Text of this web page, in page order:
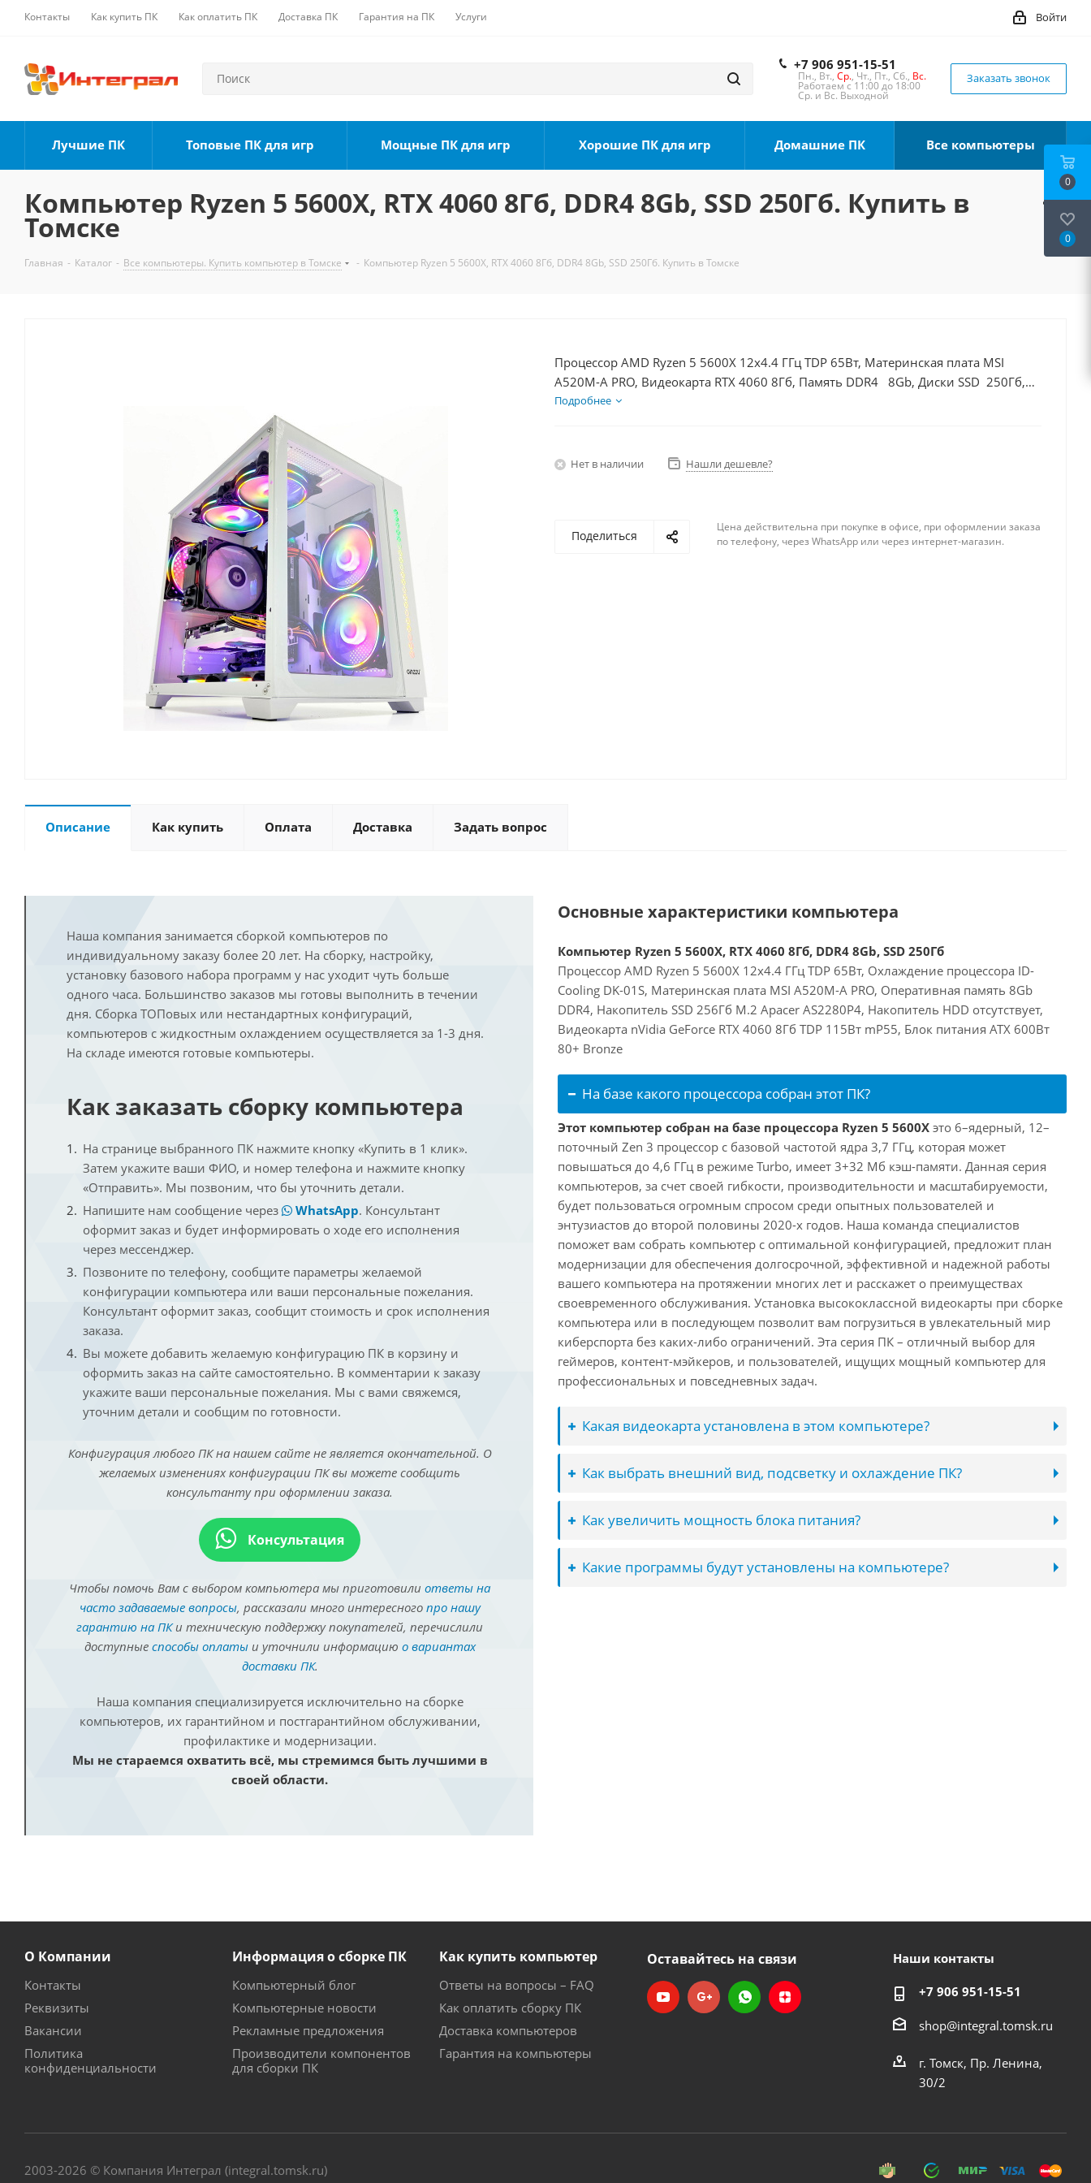
Контакты Как купить ПК Как оплатить ПК Доставка ПК Гарантия на ПК Услуги Войти
+7 906 951-15-51
Пн., Вт., Ср., Чт., Пт., Сб., Вс.
Работаем с 11:00 до 18:00
Ср. и Вс. Выходной
Заказать звонок
Лучшие ПК Топовые ПК для игр Мощные ПК для игр Хорошие ПК для игр Домашние ПК Все компьютеры
Компьютер Ryzen 5 5600X, RTX 4060 8Гб, DDR4 8Gb, SSD 250Гб. Купить в
Томске
Главная - Каталог - Все компьютеры. Купить компьютер в Томске - Компьютер Ryzen 5 5600X, RTX 4060 8Гб, DDR4 8Gb, SSD 250Гб. Купить в Томске
Процессор AMD Ryzen 5 5600X 12x4.4 ГГц TDP 65Вт, Материнская плата MSI
A520M-A PRO, Видеокарта RTX 4060 8Гб, Память DDR4 8Gb, Диски SSD 250Гб,
БП 600Вт
Подробнее
Нет в наличии Нашли дешевле?
Поделиться
Цена действительна при покупке в офисе, при оформлении заказа
по телефону, через WhatsApp или через интернет-магазин.
Описание Как купить Оплата Доставка Задать вопрос
Наша компания занимается сборкой компьютеров по
индивидуальному заказу более 20 лет. На сборку, настройку,
установку базового набора программ у нас уходит чуть больше
одного часа. Большинство заказов мы готовы выполнить в течении
дня. Сборка ТОПовых или нестандартных конфигураций,
компьютеров с жидкостным охлаждением осуществляется за 1-3 дня.
На складе имеются готовые компьютеры.
Как заказать сборку компьютера
На странице выбранного ПК нажмите кнопку «Купить в 1 клик».
Затем укажите ваши ФИО, и номер телефона и нажмите кнопку
«Отправить». Мы позвоним, что бы уточнить детали.
Напишите нам сообщение через
WhatsApp. Консультант
оформит заказ и будет информировать о ходе его исполнения
через мессенджер.
Позвоните по телефону, сообщите параметры желаемой
конфигурации компьютера или ваши персональные пожелания.
Консультант оформит заказ, сообщит стоимость и срок исполнения
заказа.
Вы можете добавить желаемую конфигурацию ПК в корзину и
оформить заказ на сайте самостоятельно. В комментарии к заказу
укажите ваши персональные пожелания. Мы с вами свяжемся,
уточним детали и сообщим по готовности.
Конфигурация любого ПК на нашем сайте не является окончательной. О
желаемых изменениях конфигурации ПК вы можете сообщить
консультанту при оформлении заказа.
Консультация
Чтобы помочь Вам с выбором компьютера мы приготовили ответы на
часто задаваемые вопросы, рассказали много интересного про нашу
гарантию на ПКи техническую поддержку покупателей, перечислили
доступные способы оплатыи уточнили информацию о вариантах
доставки ПК.
Наша компания специализируется исключительно на сборке
компьютеров, их гарантийном и постгарантийном обслуживании,
профилактике и модернизации.
Мы не стараемся охватить всё, мы стремимся быть лучшими в
своей области.
Основные характеристики компьютера
Компьютер Ryzen 5 5600X, RTX 4060 8Гб, DDR4 8Gb, SSD 250Гб
Процессор AMD Ryzen 5 5600X 12x4.4 ГГц TDP 65Вт, Охлаждение процессора ID-
Cooling DK-01S, Материнская плата MSI A520M-A PRO, Оперативная память 8Gb
DDR4, Накопитель SSD 256Гб M.2 Apacer AS2280P4, Накопитель HDD отсутствует,
Видеокарта nVidia GeForce RTX 4060 8Гб TDP 115Вт mP55, Блок питания ATX 600Вт
80+ Bronze
На базе какого процессора собран этот ПК?
Этот компьютер собран на базе процессора Ryzen 5 5600X это 6–ядерный, 12–
поточный Zen 3 процессор с базовой частотой ядра 3,7 ГГц, которая может
повышаться до 4,6 ГГц в режиме Turbo, имеет 3+32 Мб кэш-памяти. Данная серия
компьютеров, за счет своей гибкости, производительности и масштабируемости,
будет пользоваться огромным спросом среди опытных пользователей и
энтузиастов до второй половины 2020-х годов. Наша команда специалистов
поможет вам собрать компьютер с оптимальной конфигурацией, предложит план
модернизации для обеспечения долгосрочной, эффективной и надежной работы
вашего компьютера на протяжении многих лет и расскажет о преимуществах
своевременного обслуживания. Установка высококлассной видеокарты при сборке
компьютера или в последующем позволит вам погрузиться в увлекательный мир
киберспорта без каких-либо ограничений. Эта серия ПК – отличный выбор для
геймеров, контент-мэйкеров, и пользователей, ищущих мощный компьютер для
профессиональных и повседневных задач.
Какая видеокарта установлена в этом компьютере?
Как выбрать внешний вид, подсветку и охлаждение ПК?
Как увеличить мощность блока питания?
Какие программы будут установлены на компьютере?
О Компании
Контакты
Реквизиты
Вакансии
Политика
конфиденциальности
Информация о сборке ПК
Компьютерный блог
Компьютерные новости
Рекламные предложения
Производители компонентов
для сборки ПК
Как купить компьютер
Ответы на вопросы – FAQ
Как оплатить сборку ПК
Доставка компьютеров
Гарантия на компьютеры
Оставайтесь на связи Наши контакты
+7 906 951-15-51
shop@integral.tomsk.ru
г. Томск, Пр. Ленина,
30/2
2003-2026 © Компания Интеграл (integral.tomsk.ru)
0
0